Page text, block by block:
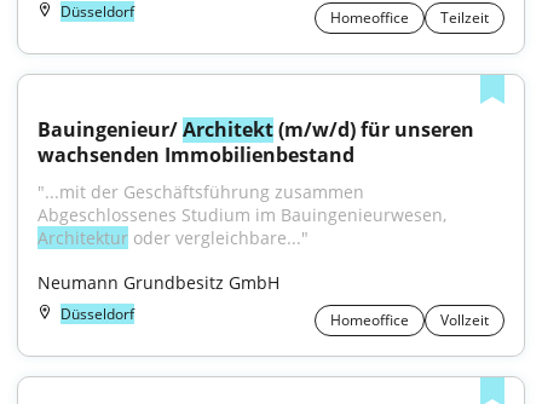
Düsseldorf Homeoffice Teilzeit
Bauingenieur/ Architekt (m/w/d) für unseren
wachsenden Immobilienbestand
"...mit der Geschäftsführung zusammen
Architektur oder vergleichbare..."
Neumann Grundbesitz GmbH
Düsseldorf Homeoffice Vollzeit